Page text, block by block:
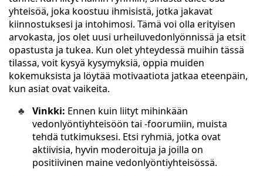
yhteisöä, joka koostuu ihmisistä, jotka jakavat
kiinnostuksesi ja intohimosi. Tämä voi olla erityisen
arvokasta, jos olet uusi urheiluvedonlyönnissä ja etsit
opastusta ja tukea. Kun olet yhteydessä muihin tässä
tilassa, voit kysyä kysymyksiä, oppia muiden
kokemuksista ja löytää motivaatiota jatkaa eteenpäin,
kun asiat ovat vaikeita.
Vinkki: Ennen kuin liityt mihinkään
vedonlyöntiyhteisöön tai -foorumiin, muista
tehdä tutkimuksesi. Etsi ryhmiä, jotka ovat
aktiivisia, hyvin moderoituja ja joilla on
positiivinen maine vedonlyöntiyhteisössä.